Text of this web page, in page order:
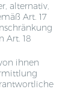
alternativ,
Art. 17
Art. 18
ihnen